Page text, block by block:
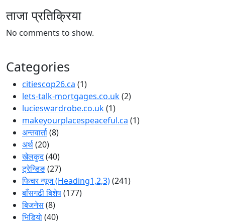
ताजा प्रतिक्रिया
No comments to show.
Categories
citiescop26.ca (1)
lets-talk-mortgages.co.uk(2)
lucieswardrobe.co.uk(1)
makeyourplacespeaceful.ca (1)
अन्तवार्ता(8)
अर्थ(20)
खेलकुद(40)
ट्रेन्डिङ(27)
फिचर न्यूज (Heading1,2,3)(241)
बाँसगढी बिशेष(177)
बिजनेस(8)
भिडियाे(40)